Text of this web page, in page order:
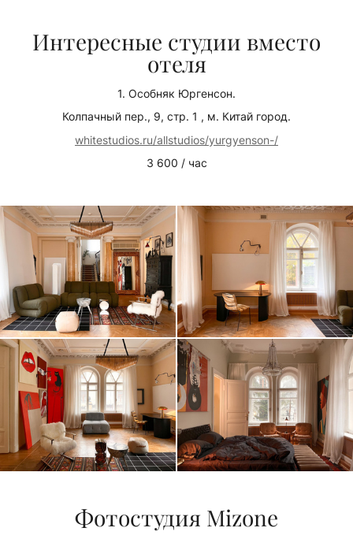
Интересные студии вместо
отеля
1. Особняк Юргенсон.
Колпачный пер., 9, стр. 1 , м. Китай город.
whitestudios.ru/allstudios/yurgyenson-/
3 600 / час
Фотостудия Mizone